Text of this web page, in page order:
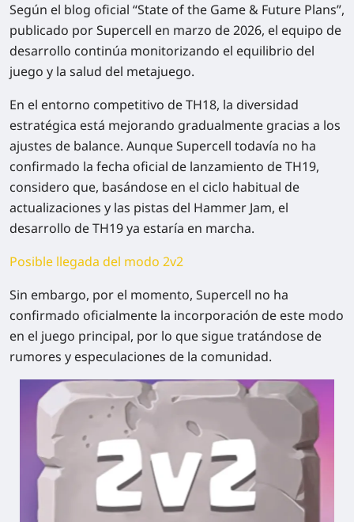
Según el blog oficial “State of the Game & Future Plans”,
publicado por Supercell en marzo de 2026, el equipo de
desarrollo continúa monitorizando el equilibrio del
juego y la salud del metajuego.
En el entorno competitivo de TH18, la diversidad
estratégica está mejorando gradualmente gracias a los
ajustes de balance. Aunque Supercell todavía no ha
confirmado la fecha oficial de lanzamiento de TH19,
considero que, basándose en el ciclo habitual de
actualizaciones y las pistas del Hammer Jam, el
desarrollo de TH19 ya estaría en marcha.
Posible llegada del modo 2v2
Sin embargo, por el momento, Supercell no ha
confirmado oficialmente la incorporación de este modo
en el juego principal, por lo que sigue tratándose de
rumores y especulaciones de la comunidad.